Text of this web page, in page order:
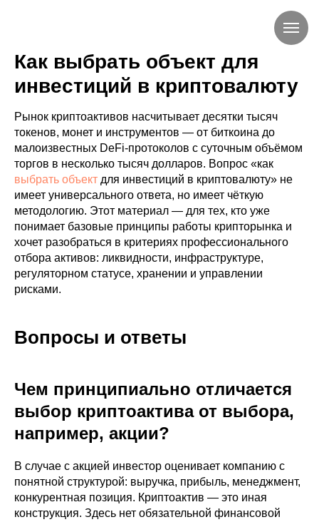
Как выбрать объект для
инвестиций в криптовалюту
Рынок криптоактивов насчитывает десятки тысяч
токенов, монет и инструментов — от биткоина до
малоизвестных DeFi-протоколов с суточным объёмом
торгов в несколько тысяч долларов. Вопрос «как
выбрать объект для инвестиций в криптовалюту» не
имеет универсального ответа, но имеет чёткую
методологию. Этот материал — для тех, кто уже
понимает базовые принципы работы крипторынка и
хочет разобраться в критериях профессионального
отбора активов: ликвидности, инфраструктуре,
регуляторном статусе, хранении и управлении
рисками.
Вопросы и ответы
Чем принципиально отличается
выбор криптоактива от выбора,
например, акции?
В случае с акцией инвестор оценивает компанию с
понятной структурой: выручка, прибыль, менеджмент,
конкурентная позиция. Криптоактив — это иная
конструкция. Здесь нет обязательной финансовой